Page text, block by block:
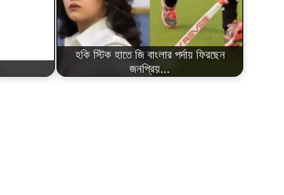
হকি স্টিক হাতে জি বাংলার পর্দায় ফিরছেন
জনপ্রিয়…